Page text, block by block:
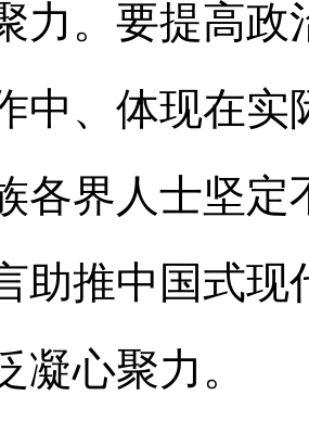
力。要提高政
中、体现在实
各界人士坚定
助推中国式现
凝心聚力。